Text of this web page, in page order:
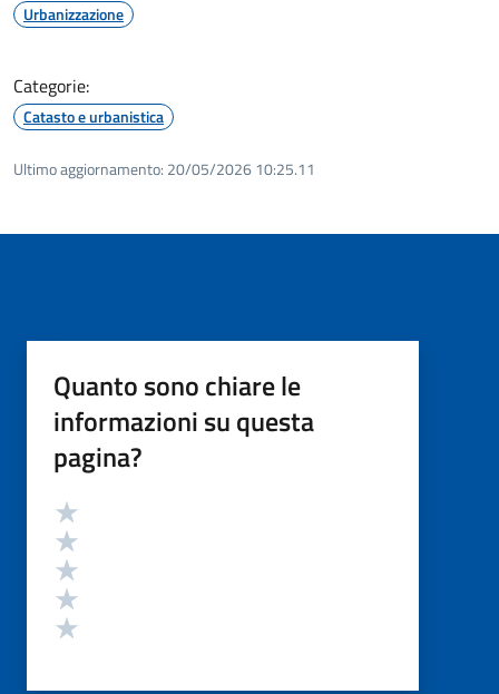
Urbanizzazione
Categorie:
Catasto e urbanistica
Ultimo aggiornamento: 20/05/2026 10:25.11
Quanto sono chiare le
informazioni su questa
pagina?
Valutazione